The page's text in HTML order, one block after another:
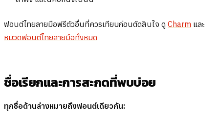
ฟอนต์ไทยลายมือฟรีตัวอื่นที่ควรเทียบก่อนตัดสินใจ ดู Charm และ
หมวดฟอนต์ไทยลายมือทั้งหมด
ชื่อเรียกและการสะกดที่พบบ่อย
ทุกชื่อด้านล่างหมายถึงฟอนต์เดียวกัน: